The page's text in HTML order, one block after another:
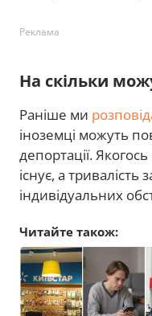
Реклама
На скільки
Раніше ми
іноземці можуть
депортації.
існує, а
індивідуальних
Читайте також: